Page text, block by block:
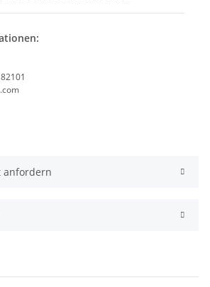
anfordern